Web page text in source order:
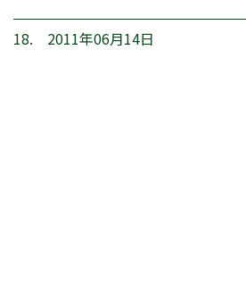
18. 2011年06月14日